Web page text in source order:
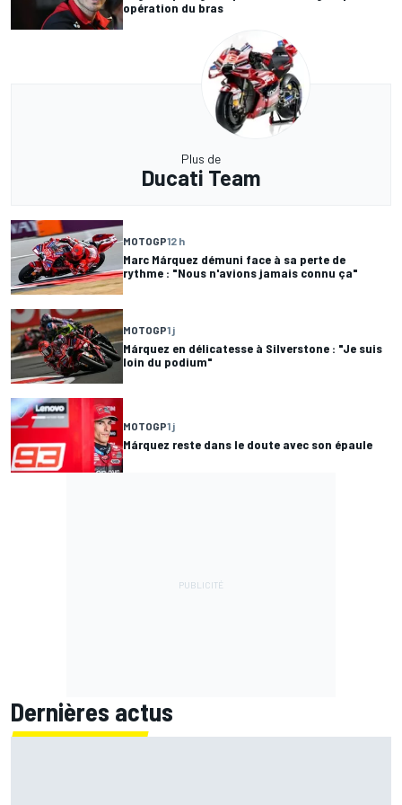
opération du bras
Plus de
Ducati Team
MOTOGP12 h
Marc Márquez démuni face à sa perte de
rythme : "Nous n'avions jamais connu ça"
MOTOGP1 j
Márquez en délicatesse à Silverstone : "Je suis
loin du podium"
MOTOGP1 j
Márquez reste dans le doute avec son épaule
Dernières actus